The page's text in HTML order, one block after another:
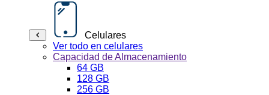
Celulares
Ver todo en celulares
Capacidad de Almacenamiento
64 GB
128 GB
256 GB